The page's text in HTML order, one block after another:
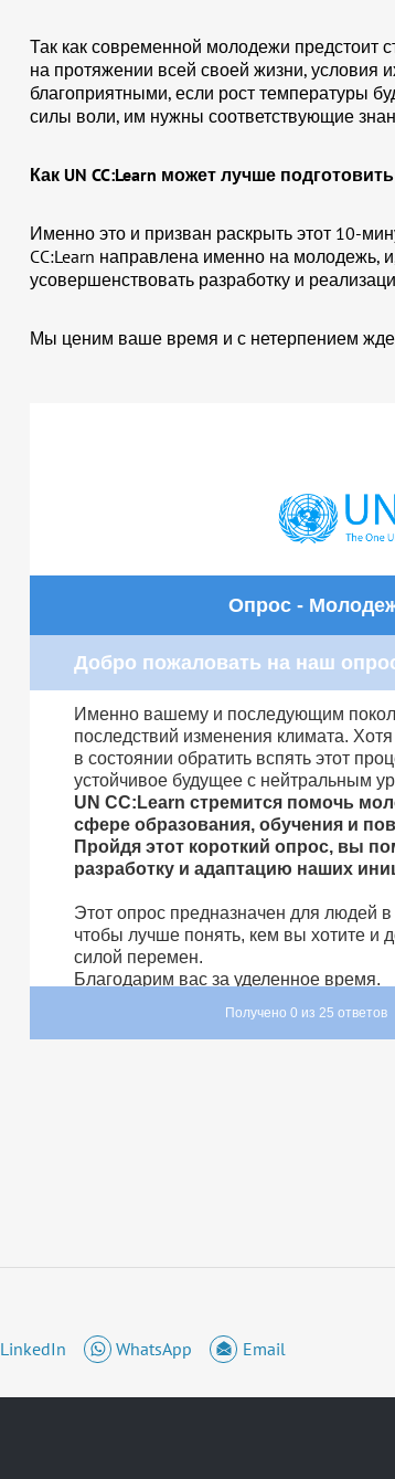
Так как современной молодежи предстоит
на протяжении всей своей жизни, условия
благоприятными, если рост температуры
силы воли, им нужны соответствующие
Как UN CC:Learn может лучше
Именно это и призван раскрыть этот 10-
CC:Learn направлена именно на молодежь,
усовершенствовать разработку и
Мы ценим ваше время и с нетерпением
LinkedIn WhatsApp Email